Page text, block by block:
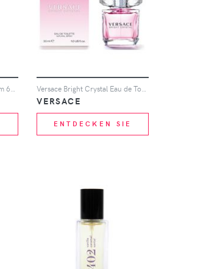
VERSACE
ENTDECKEN SIE